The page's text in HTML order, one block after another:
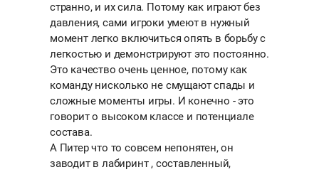
странно, и их сила. Потому как играют без
давления, сами игроки умеют в нужный
момент легко включиться опять в борьбу с
легкостью и демонстрируют это постоянно.
Это качество очень ценное, потому как
команду нисколько не смущают спады и
сложные моменты игры. И конечно - это
говорит о высоком классе и потенциале
состава.
А Питер что то совсем непонятен, он
заводит в лабиринт , составленный,